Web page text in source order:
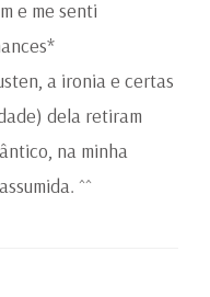
e me senti
a ironia e certas
dela retiram
na minha
^^